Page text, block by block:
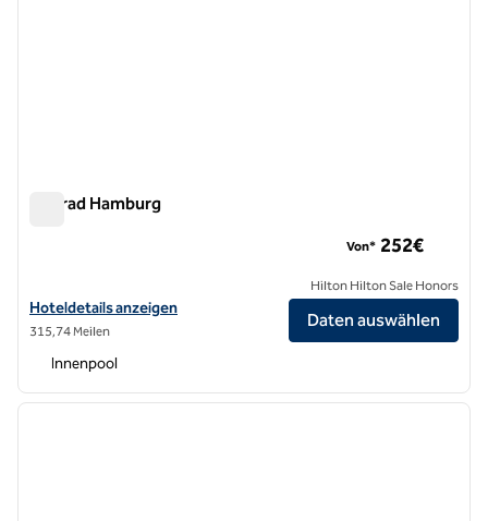
Conrad Hamburg
Hoteldetails für das Conrad Hamburg anzeigen
Hoteldetails anzeigen
315,74 Meilen
Von* 252€
Hilton Hilton Sale Honors
Daten auswählen
Innenpool
1 von 10